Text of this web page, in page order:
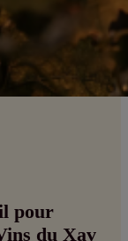
pour
du Xav